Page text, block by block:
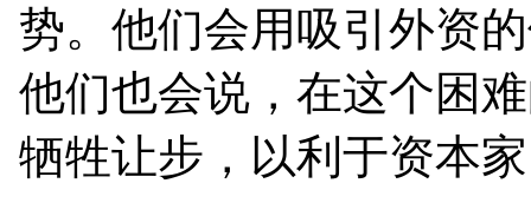
势。他们会用吸引外资
他们也会说，在这个困
牺牲让步，以利于资本